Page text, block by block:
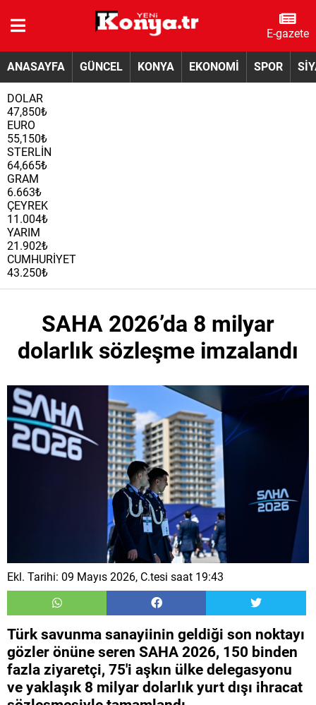
E-gazete
ANASAYFA GÜNCEL KONYA EKONOMİ SPOR
DOLAR
47,850₺
EURO
55,150₺
STERLİN
64,665₺
GRAM
6.663₺
ÇEYREK
11.004₺
YARIM
21.902₺
CUMHURİYET
43.250₺
SAHA 2026’da 8 milyar
dolarlık sözleşme imzalandı
Ekl. Tarihi: 09 Mayıs 2026, C.tesi saat 19:43
Türk savunma sanayiinin geldiği son noktayı
gözler önüne seren SAHA 2026, 150 binden
fazla ziyaretçi, 75'i aşkın ülke delegasyonu
ve yaklaşık 8 milyar dolarlık yurt dışı ihracat